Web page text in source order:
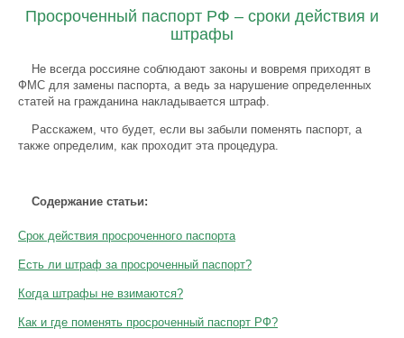
Просроченный паспорт РФ – сроки действия и
штрафы
Не всегда россияне соблюдают законы и вовремя приходят в
ФМС для замены паспорта, а ведь за нарушение определенных
статей на гражданина накладывается штраф.
Расскажем, что будет, если вы забыли поменять паспорт, а
также определим, как проходит эта процедура.
Содержание статьи:
Срок действия просроченного паспорта
Есть ли штраф за просроченный паспорт?
Когда штрафы не взимаются?
Как и где поменять просроченный паспорт РФ?